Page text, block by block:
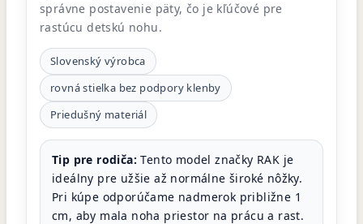
správne postavenie päty, čo je kľúčové pre
rastúcu detskú nohu.
Slovenský výrobca
rovná stielka bez podpory klenby
Priedušný materiál
Tip pre rodiča: Tento model značky RAK je
ideálny pre užšie až normálne široké nôžky.
Pri kúpe odporúčame nadmerok približne 1
cm, aby mala noha priestor na prácu a rast.